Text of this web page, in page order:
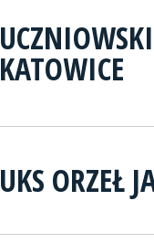
KATOWICE
UKS ORZEŁ